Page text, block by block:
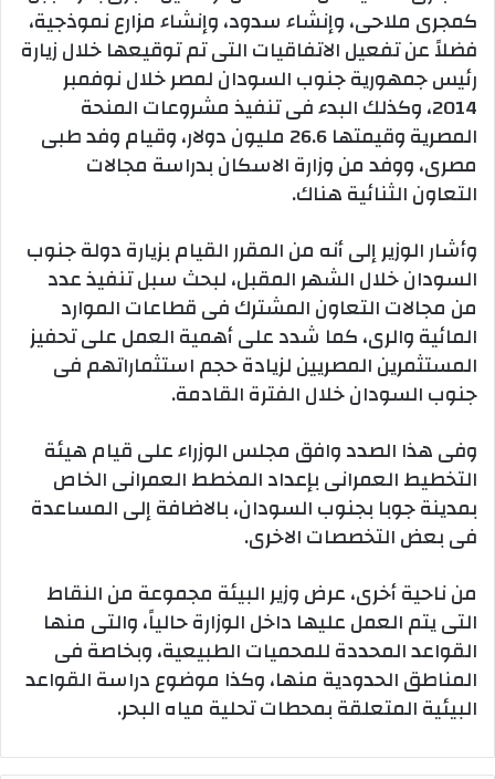
كمجرى ملاحى، وإنشاء سدود، وإنشاء مزارع نموذجية،
فضلاً عن تفعيل الاتفاقيات التى تم توقيعها خلال زيارة
رئيس جمهورية جنوب السودان لمصر خلال نوفمبر
2014، وكذلك البدء فى تنفيذ مشروعات المنحة
المصرية وقيمتها 26.6 مليون دولار، وقيام وفد طبى
مصرى، ووفد من وزارة الاسكان بدراسة مجالات
التعاون الثنائية هناك.‬
‫وأشار الوزير إلى أنه من المقرر القيام بزيارة دولة جنوب
السودان خلال الشهر المقبل، لبحث سبل تنفيذ عدد
من مجالات التعاون المشترك فى قطاعات الموارد
المائية والرى، كما شدد على أهمية العمل على تحفيز
المستثمرين المصريين لزيادة حجم استثماراتهم فى
جنوب السودان خلال الفترة القادمة.‬
‫وفى هذا الصدد وافق مجلس الوزراء على قيام هيئة
التخطيط العمرانى بإعداد المخطط العمرانى الخاص
بمدينة جوبا بجنوب السودان، بالاضافة إلى المساعدة
فى بعض التخصصات الاخرى.‬
‫من ناحية أخرى، عرض وزير البيئة مجموعة من النقاط
التى يتم العمل عليها داخل الوزارة حالياً، والتى منها
القواعد المحددة للمحميات الطبيعية، وبخاصة فى
المناطق الحدودية منها، وكذا موضوع دراسة القواعد
البيئية المتعلقة بمحطات تحلية مياه البحر.‬